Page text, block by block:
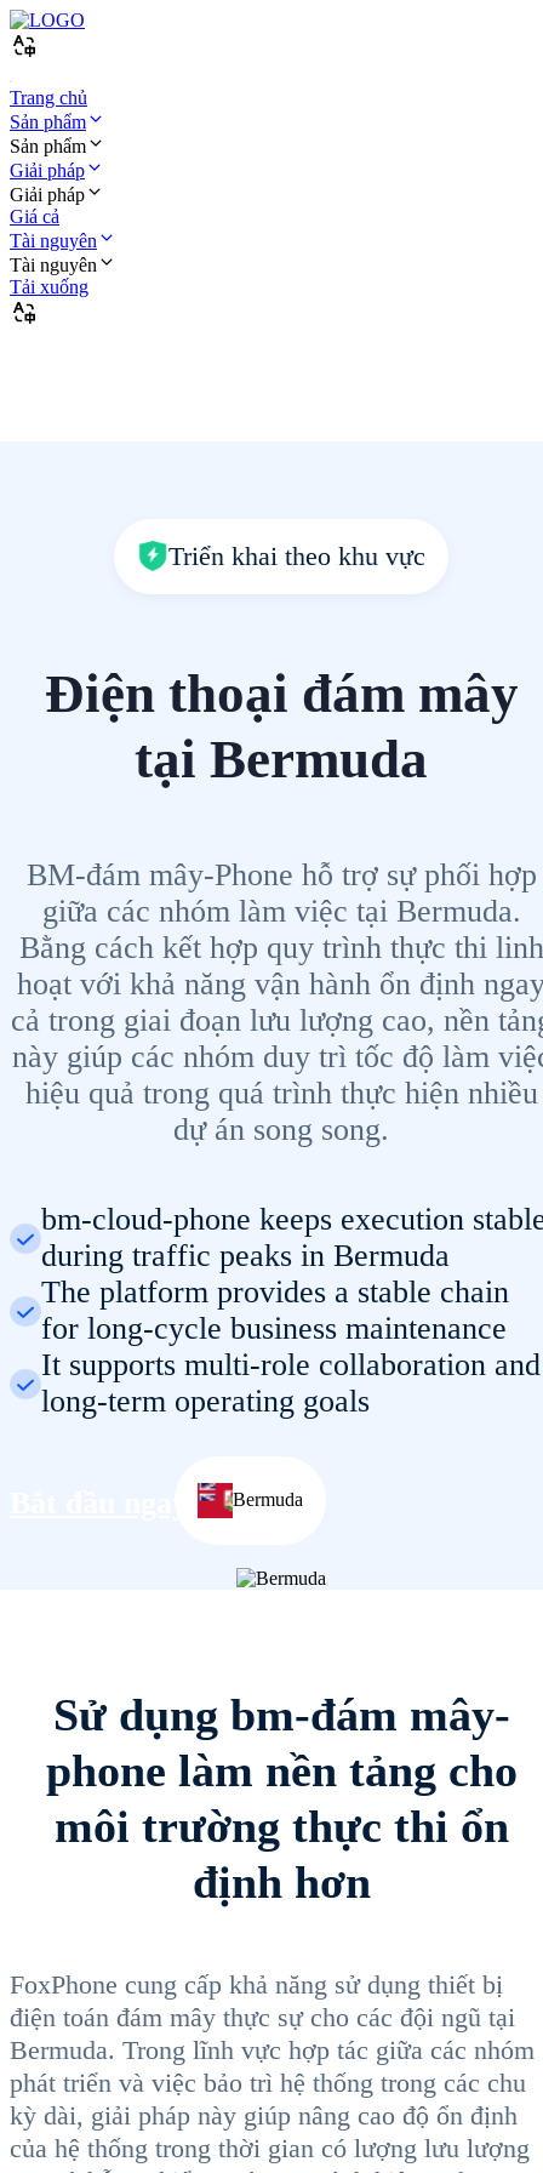
Trang chủ
Sản phẩm
Sản phẩm
Giải pháp
Giải pháp
Giá cả
Tài nguyên
Tài nguyên
Tải xuống
Triển khai theo khu vực
Điện thoại đám mây
tại Bermuda
BM-đám mây-Phone hỗ trợ sự phối hợp
giữa các nhóm làm việc tại Bermuda.
Bằng cách kết hợp quy trình thực thi linh
hoạt với khả năng vận hành ổn định
cả trong giai đoạn lưu lượng cao, nền
này giúp các nhóm duy trì tốc độ làm
hiệu quả trong quá trình thực hiện nhiều
dự án song song.
bm-cloud-phone keeps execution
during traffic peaks in Bermuda
The platform provides a stable chain
for long-cycle business maintenance
It supports multi-role collaboration and
long-term operating goals
Bermuda
Sử dụng bm-đám mây-
phone làm nền tảng cho
môi trường thực thi ổn
định hơn
FoxPhone cung cấp khả năng sử dụng thiết bị
điện toán đám mây thực sự cho các đội ngũ tại
Bermuda. Trong lĩnh vực hợp tác giữa các nhóm
phát triển và việc bảo trì hệ thống trong các chu
kỳ dài, giải pháp này giúp nâng cao độ ổn định
của hệ thống trong thời gian có lượng lưu lượng